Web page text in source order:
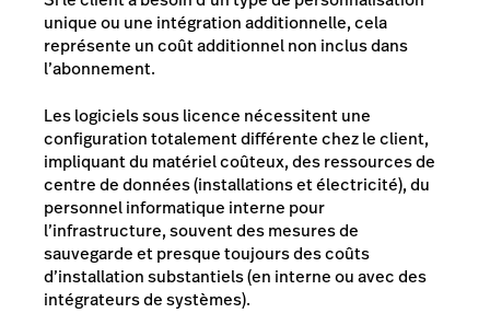
unique ou une intégration additionnelle, cela
représente un coût additionnel non inclus dans
l’abonnement.
Les logiciels sous licence nécessitent une
configuration totalement différente chez le client,
impliquant du matériel coûteux, des ressources de
centre de données (installations et électricité), du
personnel informatique interne pour
l’infrastructure, souvent des mesures de
sauvegarde et presque toujours des coûts
d’installation substantiels (en interne ou avec des
intégrateurs de systèmes).